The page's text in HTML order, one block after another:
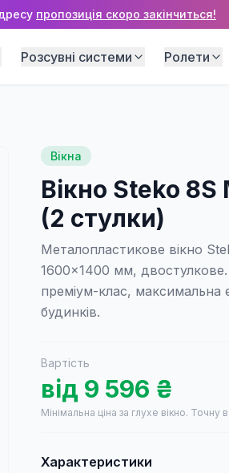
пропозиція скоро закінчиться!
Розсувні системи Ролети
Вікна
Вікно Steko
(2 стулки)
Металопластикове вікно
1600×1400 мм,
преміум-клас, максимальна
будинків.
Вартість
від 9 596 ₴
Мінімальна ціна за глухе вікно. Точну
Характеристики